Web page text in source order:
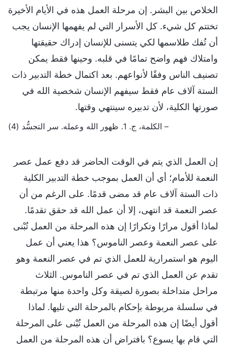
الخلاص بين البشر. إن مرحلة العمل هذه في الأيام الأخيرة
تختتم كل شيء. كل الأسرار التي لم يفهمها الإنسان يجب
أن تُفك طلاسمها لكي يتسنى للإنسان إدراك حقيقتها
وامتلاك فهم واضح تمامًا في قلبه. وحينها فقط يمكن
تصنيف الناس وفقًا لأنواعهم. بعد اكتمال خطة التدبير ذات
الستة آلاف عام فقط سيفهم الإنسان شخصية الله في
صورتها الكلية، لأن تدبيره سينتهي وقتها.
– الكلمة، ج. 1. ظهور الله وعمله. سر التجسُّد (4)
إن العمل الذي يتم في الوقت الحاضر قد دفع عمل عصر
النعمة للأمام؛ أي أن العمل بموجب خطة التدبير الكلية
ذات الستة آلاف عام قد مضى قدمًا. على الرغم من أن
عصر النعمة قد انتهى، إلا أن عمل الله قد حقق تقدمًا.
لماذا أقول مرارًا وتكرارًا إن هذه المرحلة من العمل تُبْنى
على عصر النعمة وعصر الناموس؟ هذا يعني أن عمل
اليوم هو استمرارية للعمل الذي تم في عصر النعمة وهو
تقدم عن العمل الذي تم في عصر الناموس. الثلاث
مراحل متداخلة بصورة لصيقة وكل واحدة منها مرتبطة
في سلسلة مربوطة بإحكام بالمرحلة التي تليها. لماذا
أقول أيضًا إن هذه المرحلة من العمل تُبْنى على المرحلة
التي قام بها يسوع؟ بافتراض أن هذه المرحلة من العمل